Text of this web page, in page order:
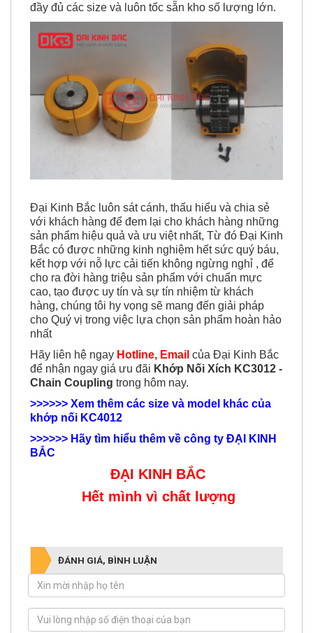
đầy đủ các size và luôn tốc sẵn kho số lượng lớn.
Đại Kinh Bắc luôn sát cánh, thấu hiểu và chia sẻ
với khách hàng để đem lại cho khách hàng những
sản phẩm hiệu quả và ưu việt nhất, Từ đó Đại Kinh
Bắc có được những kinh nghiệm hết sức quý báu,
kết hợp với nỗ lực cải tiến không ngừng nghỉ , để
cho ra đời hàng triệu sản phẩm với chuẩn mực
cao, tạo được uy tín và sự tín nhiệm từ khách
hàng, chúng tôi hy vọng sẽ mang đến giải pháp
cho Quý vị trong việc lựa chọn sản phẩm hoàn hảo
nhất
Hãy liên hệ ngay Hotline, Email của Đại Kinh Bắc
để nhận ngay giá ưu đãi Khớp Nối Xích KC3012 -
Chain Coupling trong hôm nay.
>>>>>> Xem thêm các size và model khác của
khớp nối KC4012
>>>>>> Hãy tìm hiểu thêm về công ty ĐẠI KINH
BẮC
ĐẠI KINH BẮC
Hết mình vì chất lượng
ĐÁNH GIÁ, BÌNH LUẬN